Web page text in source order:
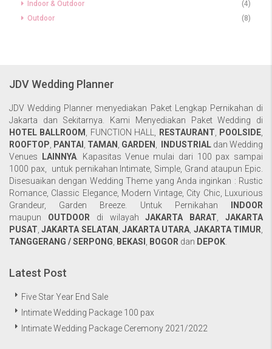
Indoor & Outdoor
(4)
Outdoor
(8)
JDV Wedding Planner
JDV Wedding Planner menyediakan Paket Lengkap Pernikahan di
Jakarta dan Sekitarnya. Kami Menyediakan Paket Wedding di
HOTEL BALLROOM
FUNCTION HALL RESTAURANT POOLSIDE
ROOFTOP
PANTAI TAMAN GARDEN INDUSTRIAL dan Wedding
Venues
LAINNYA. Kapasitas Venue mulai dari 100 pax sampai
1000 pax, untuk pernikahan Intimate, Simple, Grand ataupun Epic.
Disesuaikan dengan Wedding Theme yang Anda inginkan : Rustic
Romance, Classic Elegance, Modern Vintage, City Chic, Luxurious
Grandeur, Garden Breeze. Untuk Pernikahan
INDOOR
maupun OUTDOOR di wilayahJAKARTA BARAT ,JAKARTA
PUSAT ,JAKARTA SELATAN ,JAKARTA UTARA JAKARTA TIMUR
TANGGERANG / SERPONG
BEKASI BOGOR dan DEPOK
Latest Post
Five Star Year End Sale
Intimate Wedding Package 100 pax
Intimate Wedding Package Ceremony 2021/2022